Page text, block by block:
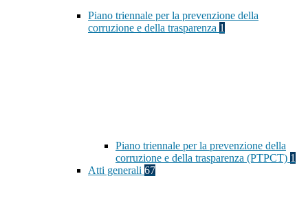
Piano triennale per la prevenzione della
corruzione e della trasparenza 1
Piano triennale per la prevenzione della
corruzione e della trasparenza (PTPCT) 1
Atti generali 67